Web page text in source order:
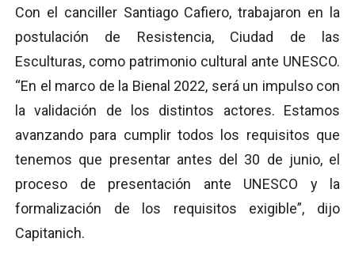
Con el canciller Santiago Cafiero, trabajaron en la
postulación de Resistencia, Ciudad de las
Esculturas, como patrimonio cultural ante UNESCO.
“En el marco de la Bienal 2022, será un impulso con
la validación de los distintos actores. Estamos
avanzando para cumplir todos los requisitos que
tenemos que presentar antes del 30 de junio, el
proceso de presentación ante UNESCO y la
formalización de los requisitos exigible”, dijo
Capitanich.